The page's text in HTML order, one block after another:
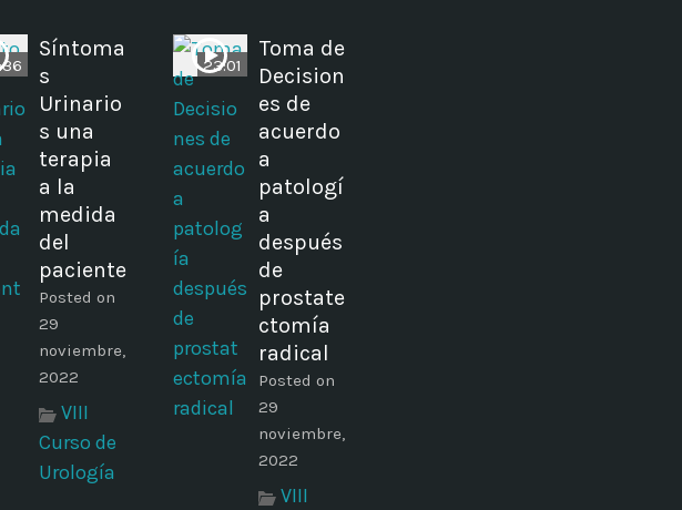
Síntoma
s
Urinario
s una
terapia
a la
medida
del
paciente
Posted on
29
noviembre,
2022
VIII
Curso de
Urología
23:01
Toma de
Decision
es de
acuerdo
a
patologí
a
después
de
prostate
ctomía
radical
Posted on
29
noviembre,
2022
VIII